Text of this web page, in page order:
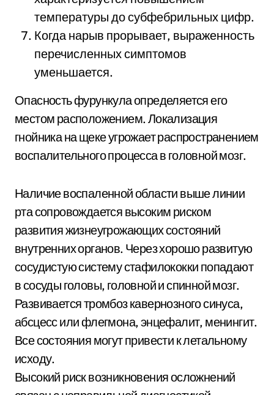
температуры до субфебрильных цифр.
Когда нарыв прорывает, выраженность
перечисленных симптомов
уменьшается.
Опасность фурункула определяется его
местом расположением. Локализация
гнойника на щеке угрожает распространением
воспалительного процесса в головной мозг.
Наличие воспаленной области выше линии
рта сопровождается высоким риском
развития жизнеугрожающих состояний
внутренних органов. Через хорошо развитую
сосудистую систему стафилококки попадают
в сосуды головы, головной и спинной мозг.
Развивается тромбоз кавернозного синуса,
абсцесс или флегмона, энцефалит, менингит.
Все состояния могут привести к летальному
исходу.
Высокий риск возникновения осложнений